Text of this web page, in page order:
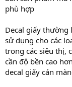
phù hợp
Decal giấy thường
sử dụng cho các
trong các siêu thị,
cần độ bền cao
decal giấy cán